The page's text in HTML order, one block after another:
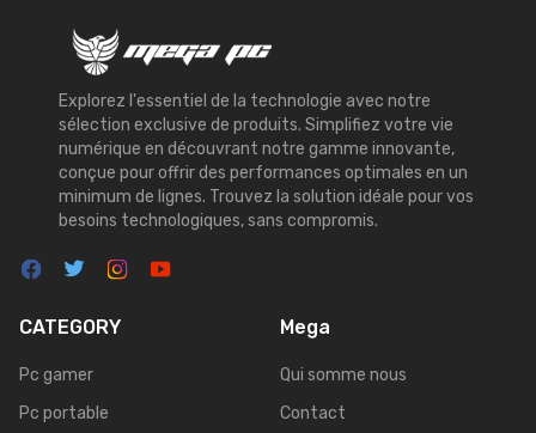
Explorez l'essentiel de la technologie avec notre
sélection exclusive de produits. Simplifiez votre vie
numérique en découvrant notre gamme innovante,
conçue pour offrir des performances optimales en un
minimum de lignes. Trouvez la solution idéale pour vos
besoins technologiques, sans compromis.
CATEGORY
Pc gamer
Pc portable
Mega
Qui somme nous
Contact